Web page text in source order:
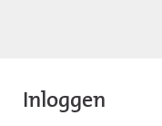
Inloggen